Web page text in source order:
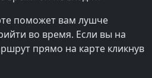
поможет вам лушче
во время. Если вы на
прямо на карте кликнув